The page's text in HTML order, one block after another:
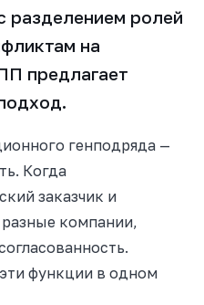
разделением ролей
на
предлагает
генподряда —
Когда
заказчик и
компании,
функции в одном